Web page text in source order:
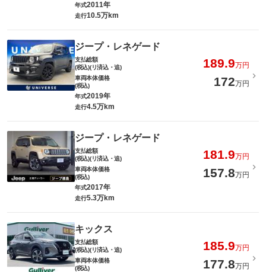
年式2011年
走行10.5万km
ジープ・レネゲード
支払総額
(税込)(リ済込・追)
189.9万円
車両本体価格
(税込)
172万円
年式2019年
走行4.5万km
ジープ・レネゲード
支払総額
(税込)(リ済込・追)
181.9万円
車両本体価格
(税込)
157.8万円
年式2017年
走行5.3万km
キックス
支払総額
(税込)(リ済込・追)
185.9万円
車両本体価格
(税込)
177.8万円